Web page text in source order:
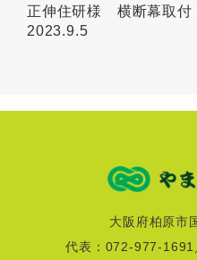
正伸住研様 横断幕取付
2023.9.5
大阪府柏原市
代表：072-977-